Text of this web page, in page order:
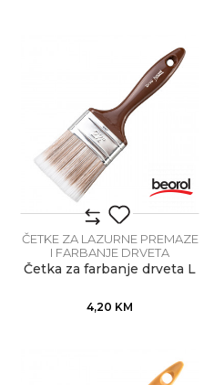
ČETKE ZA LAZURNE PREMAZE
I FARBANJE DRVETA
Četka za farbanje drveta L
4,20 KM